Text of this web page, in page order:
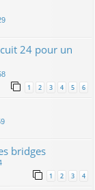
24 pour un
1 2 3 4 5 6
bridges
1 2 3 4